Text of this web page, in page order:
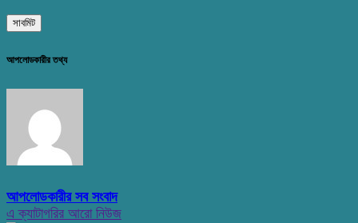
আপলোডকারীর তথ্য
আপলোডকারীর সব সংবাদ
এ ক্যাটাগরির আরো নিউজ